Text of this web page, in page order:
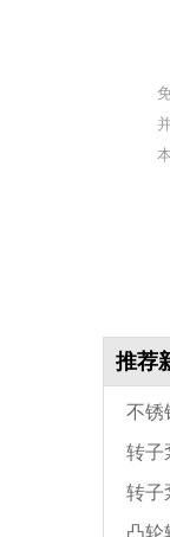
推荐
不锈
转子
转子
凸轮